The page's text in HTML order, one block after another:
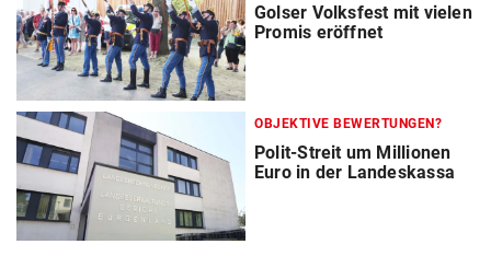
Golser Volksfest mit vielen
Promis eröffnet
OBJEKTIVE BEWERTUNGEN?
Polit-Streit um Millionen
Euro in der Landeskassa